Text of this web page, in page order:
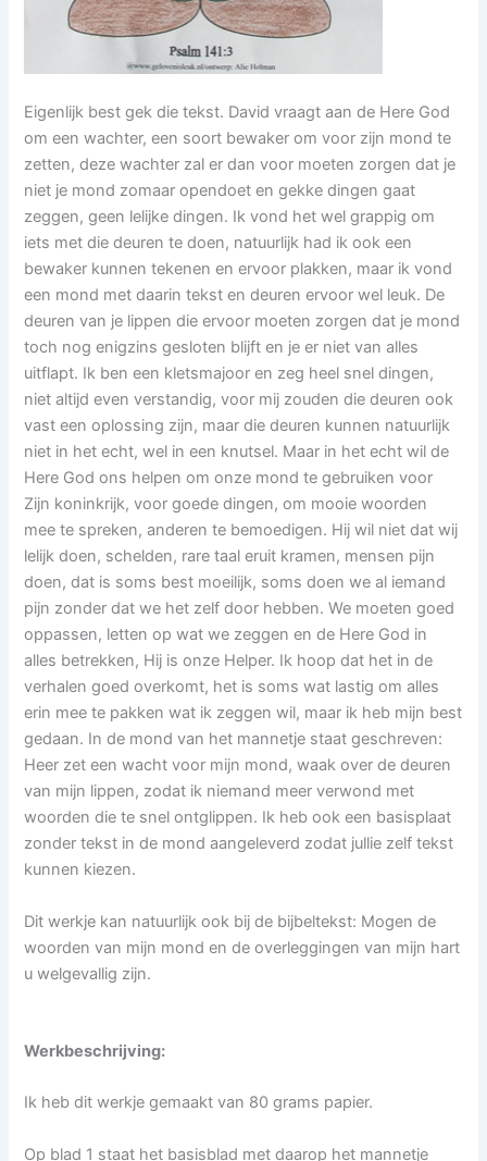
Eigenlijk best gek die tekst. David vraagt aan de Here God
om een wachter, een soort bewaker om voor zijn mond te
zetten, deze wachter zal er dan voor moeten zorgen dat je
niet je mond zomaar opendoet en gekke dingen gaat
zeggen, geen lelijke dingen. Ik vond het wel grappig om
iets met die deuren te doen, natuurlijk had ik ook een
bewaker kunnen tekenen en ervoor plakken, maar ik vond
een mond met daarin tekst en deuren ervoor wel leuk. De
deuren van je lippen die ervoor moeten zorgen dat je mond
toch nog enigzins gesloten blijft en je er niet van alles
uitflapt. Ik ben een kletsmajoor en zeg heel snel dingen,
niet altijd even verstandig, voor mij zouden die deuren ook
vast een oplossing zijn, maar die deuren kunnen natuurlijk
niet in het echt, wel in een knutsel. Maar in het echt wil de
Here God ons helpen om onze mond te gebruiken voor
Zijn koninkrijk, voor goede dingen, om mooie woorden
mee te spreken, anderen te bemoedigen. Hij wil niet dat wij
lelijk doen, schelden, rare taal eruit kramen, mensen pijn
doen, dat is soms best moeilijk, soms doen we al iemand
pijn zonder dat we het zelf door hebben. We moeten goed
oppassen, letten op wat we zeggen en de Here God in
alles betrekken, Hij is onze Helper. Ik hoop dat het in de
verhalen goed overkomt, het is soms wat lastig om alles
erin mee te pakken wat ik zeggen wil, maar ik heb mijn best
gedaan. In de mond van het mannetje staat geschreven:
Heer zet een wacht voor mijn mond, waak over de deuren
van mijn lippen, zodat ik niemand meer verwond met
woorden die te snel ontglippen. Ik heb ook een basisplaat
zonder tekst in de mond aangeleverd zodat jullie zelf tekst
kunnen kiezen.
Dit werkje kan natuurlijk ook bij de bijbeltekst: Mogen de
woorden van mijn mond en de overleggingen van mijn hart
u welgevallig zijn.
Werkbeschrijving:
Ik heb dit werkje gemaakt van 80 grams papier.
Op blad 1 staat het basisblad met daarop het mannetje